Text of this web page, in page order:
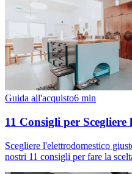
Guida all'acquisto6 min
11 Consigli per
Scegliere l'elettrodomestico
nostri 11 consigli per fare la